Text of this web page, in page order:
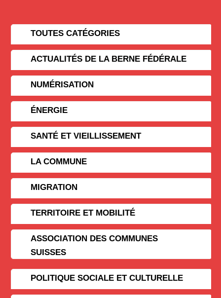
TOUTES CATÉGORIES
ACTUALITÉS DE LA BERNE FÉDÉRALE
NUMÉRISATION
ÉNERGIE
SANTÉ ET VIEILLISSEMENT
LA COMMUNE
MIGRATION
TERRITOIRE ET MOBILITÉ
ASSOCIATION DES COMMUNES
SUISSES
POLITIQUE SOCIALE ET CULTURELLE